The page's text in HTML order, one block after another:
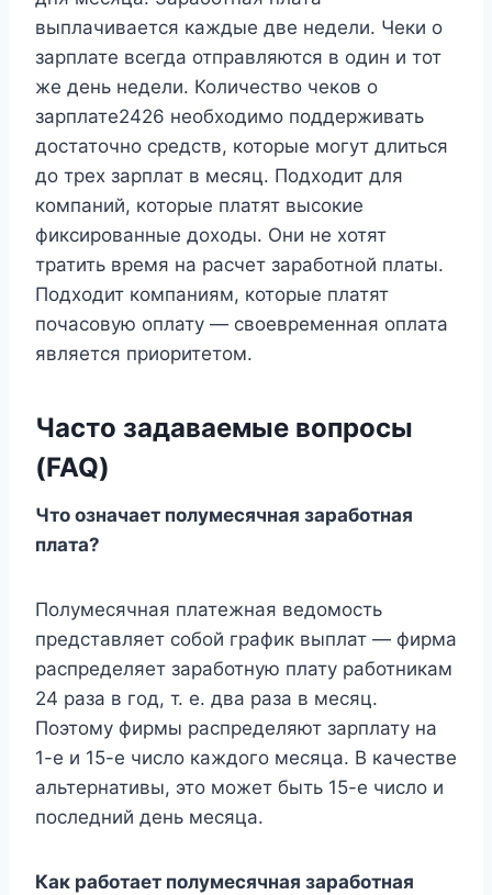
выплачивается каждые две недели. Чеки о
зарплате всегда отправляются в один и тот
же день недели. Количество чеков о
зарплате2426 необходимо поддерживать
достаточно средств, которые могут длиться
до трех зарплат в месяц. Подходит для
компаний, которые платят высокие
фиксированные доходы. Они не хотят
тратить время на расчет заработной платы.
Подходит компаниям, которые платят
почасовую оплату — своевременная оплата
является приоритетом.
Часто задаваемые вопросы
(FAQ)
Что означает полумесячная заработная
плата?
Полумесячная платежная ведомость
представляет собой график выплат — фирма
распределяет заработную плату работникам
24 раза в год, т. е. два раза в месяц.
Поэтому фирмы распределяют зарплату на
1-е и 15-е число каждого месяца. В качестве
альтернативы, это может быть 15-е число и
последний день месяца.
Как работает полумесячная заработная